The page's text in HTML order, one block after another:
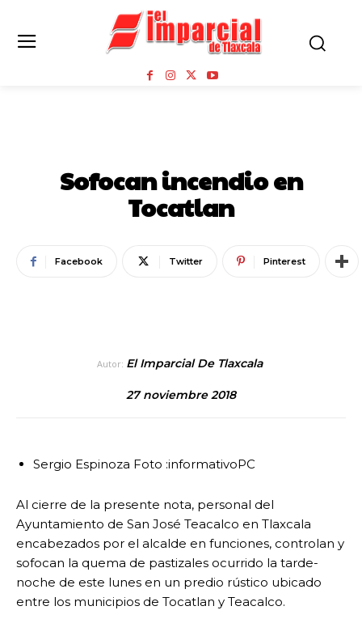
Sofocan incendio en
Tocatlan
Facebook Twitter Pinterest
Autor: El Imparcial De Tlaxcala
27 noviembre 2018
Sergio Espinoza Foto :informativoPC
Al cierre de la presente nota, personal del
Ayuntamiento de San José Teacalco en Tlaxcala
encabezados por el alcalde en funciones, controlan y
sofocan la quema de pastizales ocurrido la tarde-
noche de este lunes en un predio rústico ubicado
entre los municipios de Tocatlan y Teacalco.